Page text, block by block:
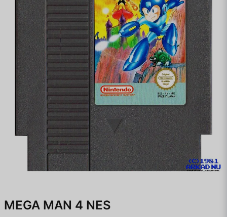
MEGA MAN 4 NES